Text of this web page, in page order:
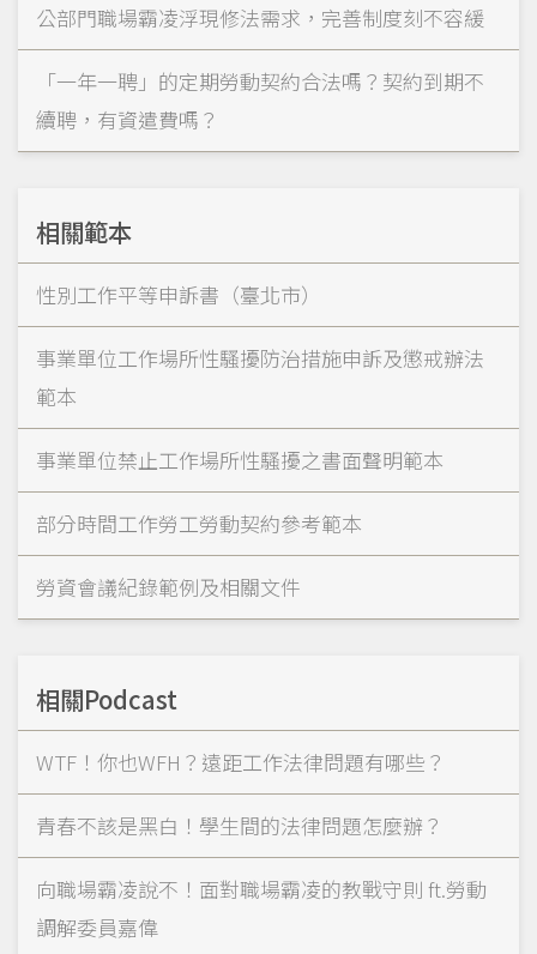
公部門職場霸凌浮現修法需求，完善制度刻不容緩
「一年一聘」的定期勞動契約合法嗎？契約到期不
續聘，有資遣費嗎？
相關範本
性別工作平等申訴書（臺北市）
事業單位工作場所性騷擾防治措施申訴及懲戒辦法
範本
事業單位禁止工作場所性騷擾之書面聲明範本
部分時間工作勞工勞動契約參考範本
勞資會議紀錄範例及相關文件
相關Podcast
WTF！你也WFH？遠距工作法律問題有哪些？
青春不該是黑白！學生間的法律問題怎麼辦？
向職場霸凌說不！面對職場霸凌的教戰守則 ft.勞動
調解委員嘉偉